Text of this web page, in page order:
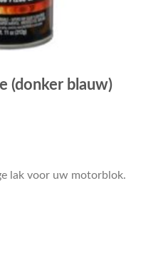
(donker blauw)
lak voor uw motorblok.